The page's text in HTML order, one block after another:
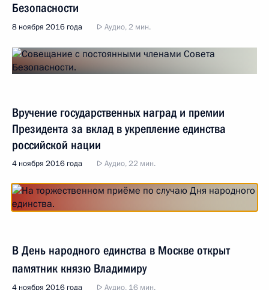
Безопасности
8 ноября 2016 года Аудио, 2 мин.
Вручение государственных наград и премии
Президента за вклад в укрепление единства
российской нации
4 ноября 2016 года Аудио, 22 мин.
В День народного единства в Москве открыт
памятник князю Владимиру
4 ноября 2016 года Аудио, 16 мин.